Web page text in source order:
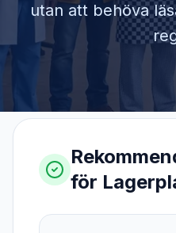
utan att behöva
för